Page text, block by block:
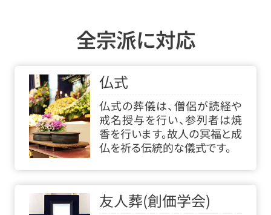
全宗派に対応
仏式
仏式の葬儀は、僧侶が読経や
戒名授与を行い、参列者は焼
香を行います。故人の冥福と成
仏を祈る伝統的な儀式です。
友人葬(創価学会)